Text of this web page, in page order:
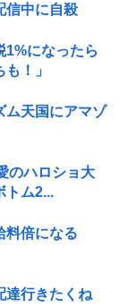
信中に自殺
1%になったら
！」
ム天国にアマゾ
のハロショ大
トム2...
料倍になる
達行きたくね